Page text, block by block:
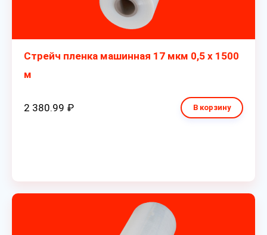
Стрейч пленка машинная 17 мкм 0,5 х 1500
м
2 380.99 ₽ В корзину